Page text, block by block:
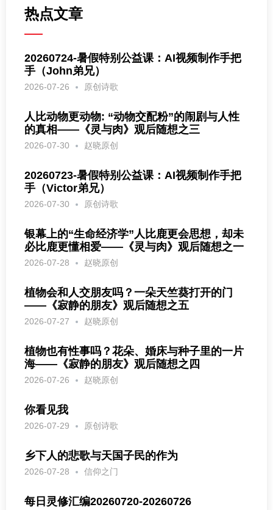
热点文章
20260724-暑假特别公益课：AI视频制作手把
手（John弟兄）
2026-07-26 原创诗歌
人比动物更动物: “动物交配粉”的闹剧与人性
的真相——《灵与肉》观后随想之三
2026-07-30 赵晓原创
20260723-暑假特别公益课：AI视频制作手把
手（Victor弟兄）
2026-07-30 原创诗歌
银幕上的“生命经济学”人比鹿更会思想，却未
必比鹿更懂相爱——《灵与肉》观后随想之一
2026-07-28 赵晓原创
植物会和人交朋友吗？一朵天竺葵打开的门
——《寂静的朋友》观后随想之五
2026-07-27 赵晓原创
植物也有性事吗？花朵、婚床与种子里的一片
海——《寂静的朋友》观后随想之四
2026-07-26 赵晓原创
你看见我
2026-07-29 原创诗歌
乡下人的悲歌与天国子民的作为
2026-07-28 信仰之门
每日灵修汇编20260720-20260726